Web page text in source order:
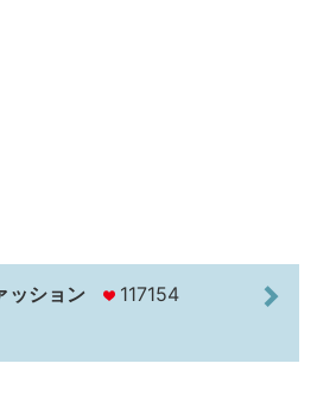
ッション 117154